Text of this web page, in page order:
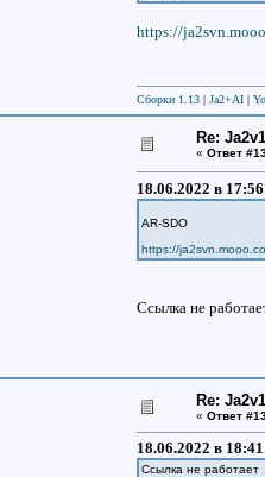
https://
Сборки 1.13 | Ja2+AI |
Re:
« Ответ
18.06.2022 в
AR-SDO
https://
Ссылка не
Re:
« Ответ
18.06.2022 в
Ссылка не работает